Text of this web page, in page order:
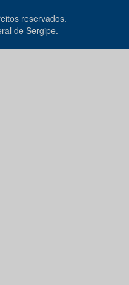
reservados.
de Sergipe.